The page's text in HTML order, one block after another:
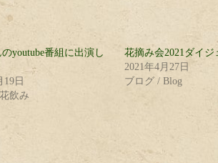
youtube番組に出演し
19日
飲み
花摘み会2021ダイジ
2021年4月27日
ブログ / Blog